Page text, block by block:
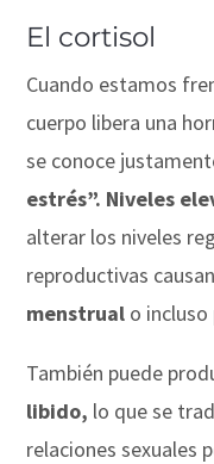
El cortisol
Cuando estamos
cuerpo libera una
se conoce
estrés”. Niveles
alterar los niveles
reproductivas
menstrual o
También puede
libido, lo que se
relaciones sexuales